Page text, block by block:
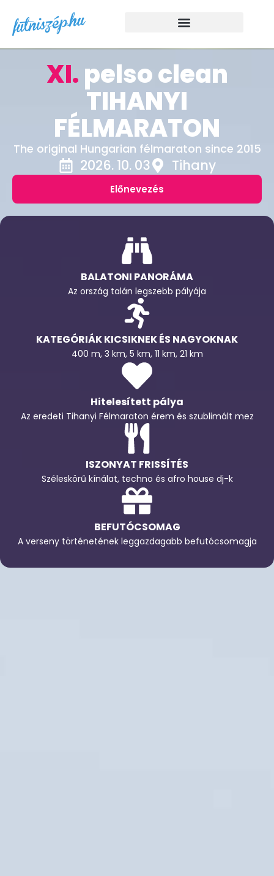
XI.pelso clean
TIHANYI
FÉLMARATON
The original Hungarian félmaraton since 2015
2026. 10. 03 Tihany
Előnevezés
BALATONI PANORÁMA
Az ország talán legszebb pályája
KATEGÓRIÁK KICSIKNEK ÉS NAGYOKNAK
400 m, 3 km, 5 km, 11 km, 21 km
Hitelesített pálya
Az eredeti Tihanyi Félmaraton érem és szublimált mez
ISZONYAT FRISSÍTÉS
Széleskörű kínálat, techno és afro house dj-k
BEFUTÓCSOMAG
A verseny történetének leggazdagabb befutócsomagja